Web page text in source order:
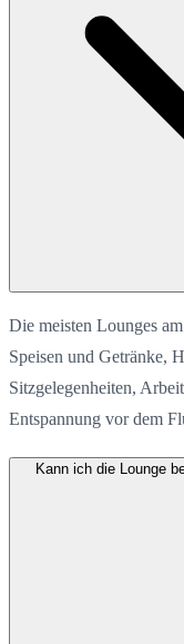
Die meisten Lounges
Speisen und Getränke,
Sitzgelegenheiten,
Entspannung vor dem
Kann ich die Lounge